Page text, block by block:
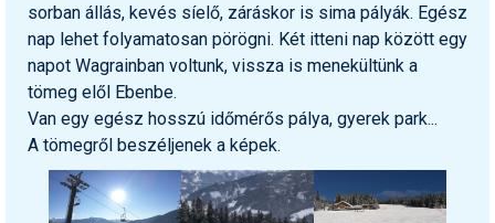
Kreischberg: kezdődhet az
új Rosenkranz-lift építése
Megnyitott a Riders Park
Donovalyban
Havazin
Hírek
Hírlevél
Hójelentés
Hószán
Síelést kiegészítő sportok:
bringa, szörf, stb.
Minden egyéb síeléshez
kapcsolódó téma
A honlappal kapcsolatos
kérdések és válaszok
Kötetlen beszélgetések
sorban állás, kevés síelő, záráskor is sima pályák. Egész
nap lehet folyamatosan pörögni. Két itteni nap között egy
napot Wagrainban voltunk, vissza is menekültünk a
tömeg elől Ebenbe.
Van egy egész hosszú időmérős pálya, gyerek park...
A tömegről beszéljenek a képek.